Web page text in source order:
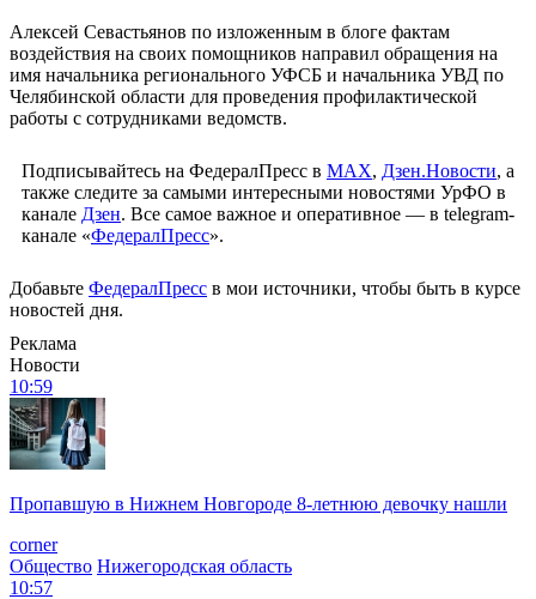
Алексей Севастьянов по изложенным в блоге фактам
воздействия на своих помощников направил обращения на
имя начальника регионального УФСБ и начальника УВД по
Челябинской области для проведения профилактической
работы с сотрудниками ведомств.
Подписывайтесь на ФедералПресс в МАХ, Дзен.Новости, а
также следите за самыми интересными новостями УрФО в
канале Дзен. Все самое важное и оперативное — в telegram-
канале «ФедералПресс».
Добавьте ФедералПресс в мои источники, чтобы быть в курсе
новостей дня.
Реклама
Новости
10:59
Пропавшую в Нижнем Новгороде 8-летнюю девочку нашли
corner
Общество Нижегородская область
10:57